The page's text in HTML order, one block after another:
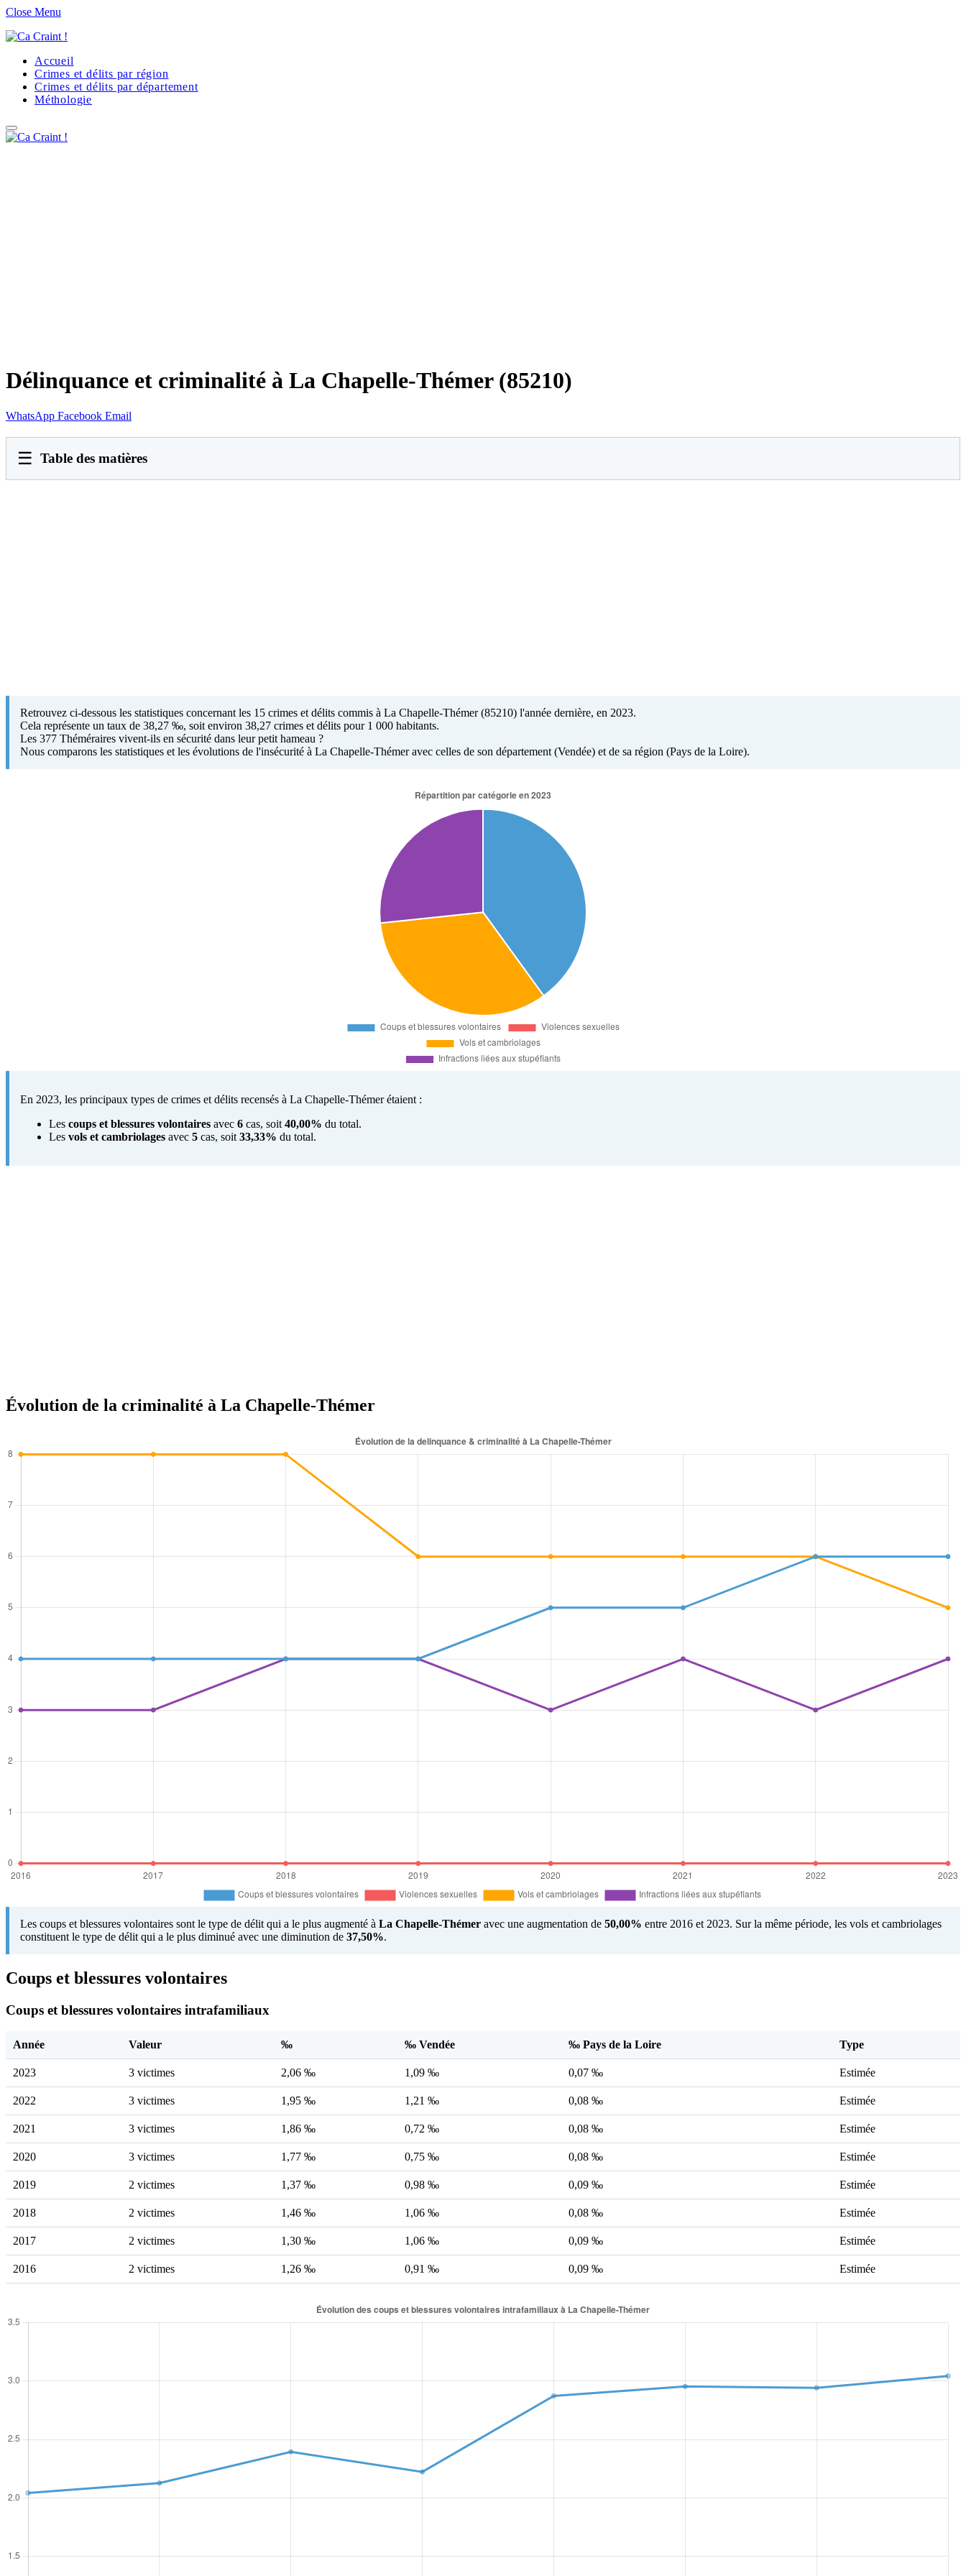
Close Menu
Accueil
Crimes et délits par région
Crimes et délits par département
Méthologie
Délinquance et criminalité à La Chapelle-Thémer (85210)
WhatsApp Facebook Email
☰ Table des matières
Retrouvez ci-dessous les statistiques concernant les 15 crimes et délits commis à La Chapelle-Thémer (85210) l'année dernière, en 2023.
Cela représente un taux de 38,27 ‰, soit environ 38,27 crimes et délits pour 1 000 habitants.
Les 377 Théméraires vivent-ils en sécurité dans leur petit hameau ?
Nous comparons les statistiques et les évolutions de l'insécurité à La Chapelle-Thémer avec celles de son département (Vendée) et de sa région (Pays de la Loire).
En 2023, les principaux types de crimes et délits recensés à La Chapelle-Thémer étaient :
Les coups et blessures volontaires avec 6 cas, soit 40,00% du total.
Les vols et cambriolages avec 5 cas, soit 33,33% du total.
Évolution de la criminalité à La Chapelle-Thémer
Les coups et blessures volontaires sont le type de délit qui a le plus augmenté à La Chapelle-Thémer avec une augmentation de 50,00% entre 2016 et 2023. Sur la même période, les vols et cambriolages
constituent le type de délit qui a le plus diminué avec une diminution de 37,50%.
Coups et blessures volontaires
Coups et blessures volontaires intrafamiliaux
Année Valeur ‰ ‰ Vendée ‰ Pays de la Loire Type
2023 3 victimes 2,06 ‰ 1,09 ‰ 0,07 ‰ Estimée
2022 3 victimes 1,95 ‰ 1,21 ‰ 0,08 ‰ Estimée
2021 3 victimes 1,86 ‰ 0,72 ‰ 0,08 ‰ Estimée
2020 3 victimes 1,77 ‰ 0,75 ‰ 0,08 ‰ Estimée
2019 2 victimes 1,37 ‰ 0,98 ‰ 0,09 ‰ Estimée
2018 2 victimes 1,46 ‰ 1,06 ‰ 0,08 ‰ Estimée
2017 2 victimes 1,30 ‰ 1,06 ‰ 0,09 ‰ Estimée
2016 2 victimes 1,26 ‰ 0,91 ‰ 0,09 ‰ Estimée